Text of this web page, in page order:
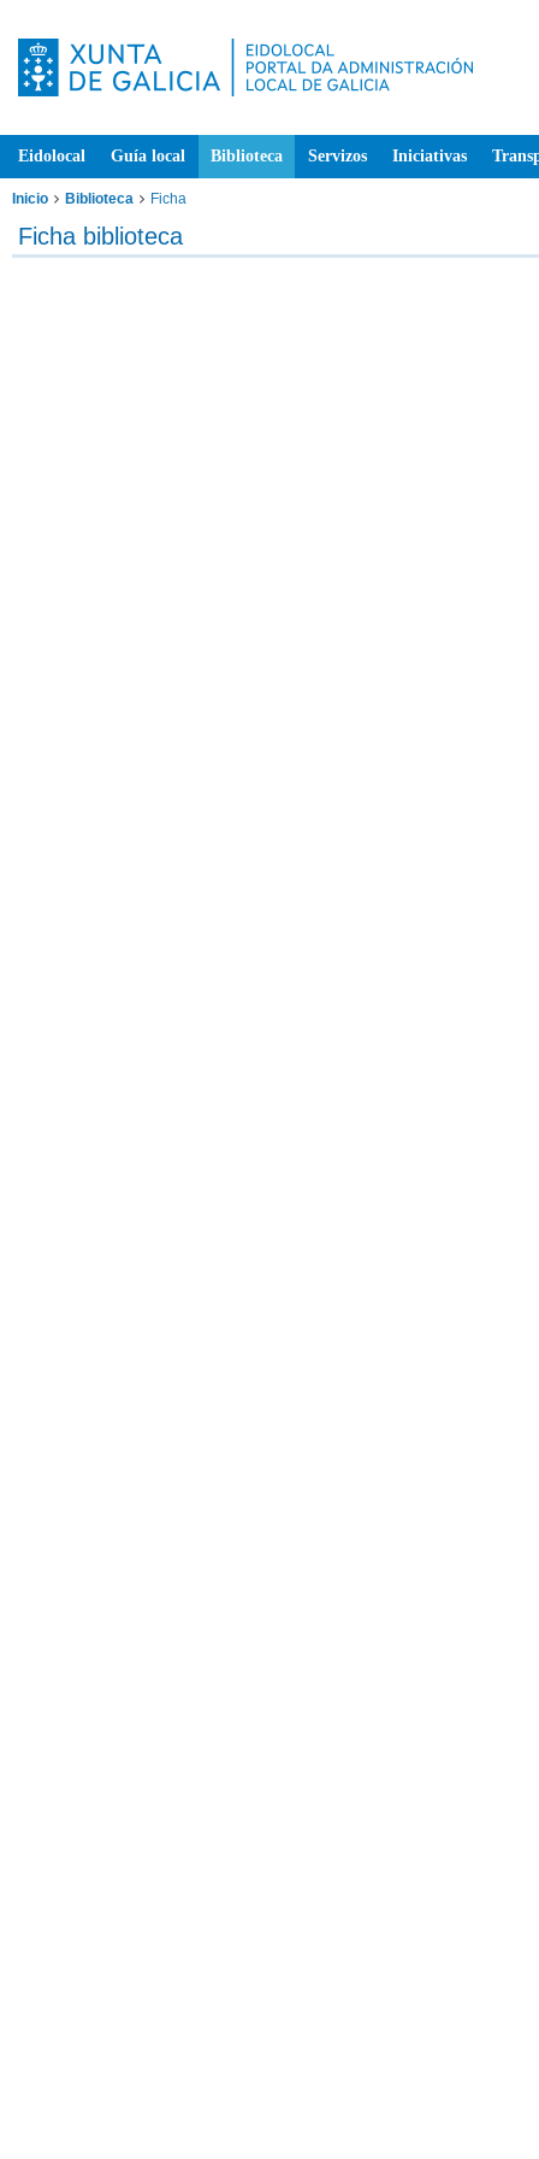
Eidolocal Guía local Biblioteca Servizos Iniciativas
Inicio Biblioteca Ficha
Ficha biblioteca